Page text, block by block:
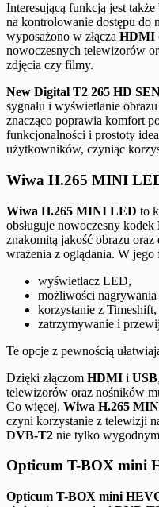
Interesującą funkcją jest także
na kontrolowanie dostępu do
wyposażono w złącza HDMI
nowoczesnych telewizorów
zdjęcia czy filmy.
New Digital T2 265 HD
sygnału i wyświetlanie
znacząco poprawia komfort
funkcjonalności i prostoty
użytkowników, czyniąc
Wiwa H.265 MINI
Wiwa H.265 MINI LED to
obsługuje nowoczesny kodek
znakomitą jakość obrazu
wrażenia z oglądania. W
wyświetlacz LED,
możliwości nagrywania
korzystanie z Timeshift,
zatrzymywanie i
Te opcje z pewnością
Dzięki złączom HDMI i USB
telewizorów oraz nośników
Co więcej, Wiwa H.265
czyni korzystanie z telewizji
DVB-T2 nie tylko
Opticum T-BOX mini
Opticum T-BOX mini